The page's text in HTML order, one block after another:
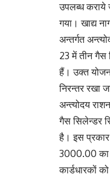
उपलब्ध कराये
गया। खाद्य
अन्तर्गत
23 में तीन गैस
हैं। उक्त
निरन्तर रखा
अन्त्योदय
गैस सिलेन्डर
है। इस
3000.00 का
कार्डधारकों